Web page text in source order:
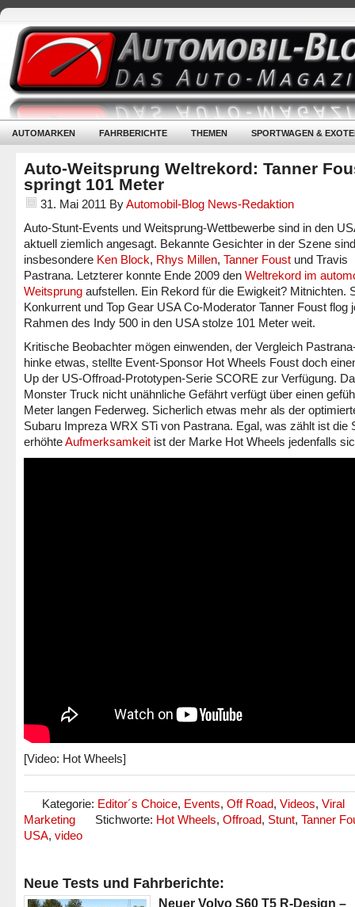
AUTOMARKEN FAHRBERICHTE THEMEN SPORTWAGEN &
Auto-Weitsprung Weltrekord: Tanner
springt 101 Meter
31. Mai 2011 ByAutomobil-Blog News-Redaktion
Auto-Stunt-Events und Weitsprung-Wettbewerbe sind in den
aktuell ziemlich angesagt. Bekannte Gesichter in der Szene sind
insbesondere Ken Block, Rhys Millen, Tanner Foust und Travis
Pastrana. Letzterer konnte Ende 2009 den Weltrekord im
Weitsprung aufstellen. Ein Rekord für die Ewigkeit? Mitnichten.
Konkurrent und Top Gear USA Co-Moderator Tanner Foust flog
Rahmen des Indy 500 in den USA stolze 101 Meter weit.
Kritische Beobachter mögen einwenden, der Vergleich
hinke etwas, stellte Event-Sponsor Hot Wheels Foust doch
Up der US-Offroad-Prototypen-Serie SCORE zur Verfügung.
Monster Truck nicht unähnliche Gefährt verfügt über einen
Meter langen Federweg. Sicherlich etwas mehr als der
Subaru Impreza WRX STi von Pastrana. Egal, was zählt ist die
erhöhteAufmerksamkeit ist der Marke Hot Wheels jedenfalls
[Video: Hot Wheels]
Kategorie: Editor´s Choice, Events, Off Road, Videos, Viral
Marketing
Stichworte: Hot Wheels, Offroad, Stunt, Tanner
USA, video
Neue Tests und Fahrberichte:
Neuer Volvo S60 T5 R-Design –